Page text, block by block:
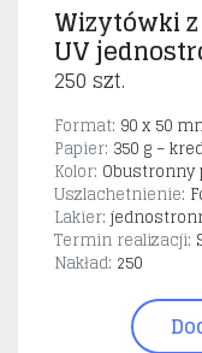
Wizytówki
UV
250 szt.
Format: 90 x 50
Papier: 350 g –
Kolor: Obustronny
Uszlachetnienie:
Lakier:
Termin realizacji:
Nakład: 250